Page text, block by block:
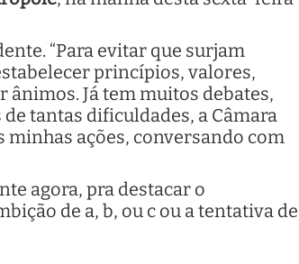
“Para evitar que surjam
princípios, valores,
Já tem muitos debates,
tantas dificuldades, a Câmara
minhas ações, conversando com
agora, pra destacar o
de a, b, ou c ou a tentativa de